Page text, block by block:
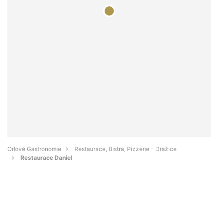
Orlové Gastronomie
Restaurace, Bistra, Pizzerie - Dražice
Restaurace Daniel